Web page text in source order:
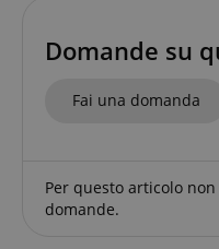
Domande su
Fai una domanda
Per questo articolo
domande.